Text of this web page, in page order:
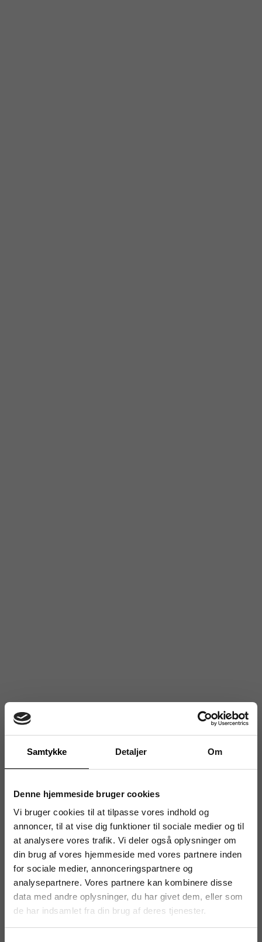
Samtykke Detaljer Om
Denne hjemmeside bruger cookies
Vi bruger cookies til at tilpasse vores indhold og
annoncer, til at vise dig funktioner til sociale medier og til
at analysere vores trafik. Vi deler også oplysninger om
din brug af vores hjemmeside med vores partnere inden
for sociale medier, annonceringspartnere og
analysepartnere. Vores partnere kan kombinere disse
data med andre oplysninger, du har givet dem, eller som
de har indsamlet fra din brug af deres tjenester.